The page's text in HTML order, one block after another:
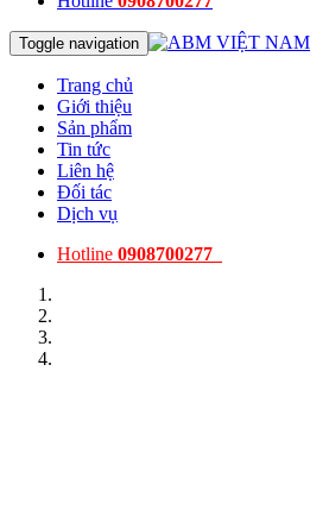
Toggle navigation
Trang chủ
Giới thiệu
Sản phẩm
Tin tức
Liên hệ
Đối tác
Dịch vụ
Hotline 0908700277